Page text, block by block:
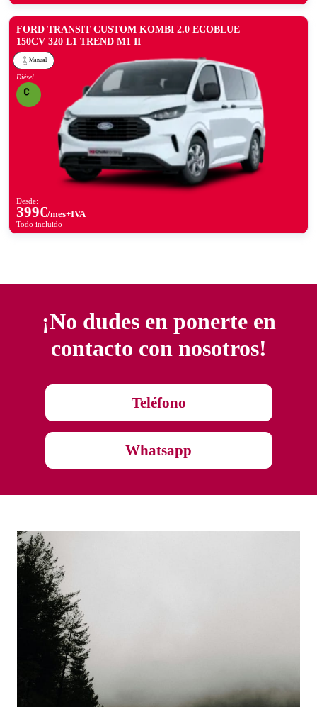
FORD TRANSIT CUSTOM KOMBI 2.0 ECOBLUE
150CV 320 L1 TREND M1 II
Manual
Diésel
Desde:
399€/mes+IVA
Todo incluido
¡No dudes en ponerte en
contacto con nosotros!
Teléfono
Whatsapp